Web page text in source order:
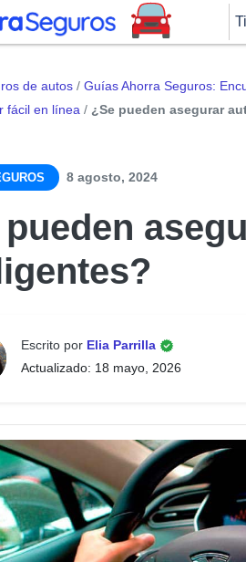
de autos / Guías Ahorra Seguros:
fácil en línea / ¿Se pueden asegurar
8 agosto, 2024
pueden
Escrito por Elia Parrilla
Actualizado: 18 mayo, 2026